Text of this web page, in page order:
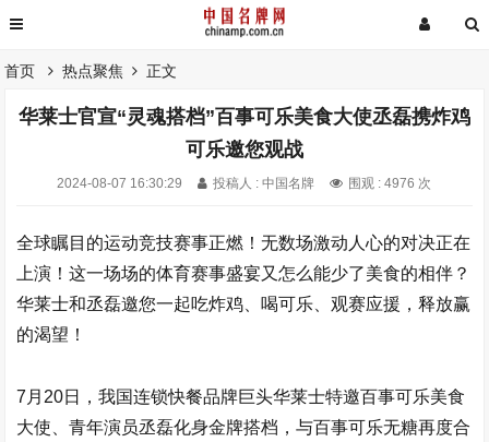
首页 热点聚焦 正文
华莱士官宣“灵魂搭档”百事可乐美食大使丞磊携炸鸡
可乐邀您观战
2024-08-07 16:30:29 投稿人 : 中国名牌 围观 : 4976 次
全球瞩目的运动竞技赛事正燃！无数场激动人心的对决正在
上演！这一场场的体育赛事盛宴又怎么能少了美食的相伴？
华莱士和丞磊邀您一起吃炸鸡、喝可乐、观赛应援，释放赢
的渴望！
7月20日，我国连锁快餐品牌巨头华莱士特邀百事可乐美食
大使、青年演员丞磊化身金牌搭档，与百事可乐无糖再度合